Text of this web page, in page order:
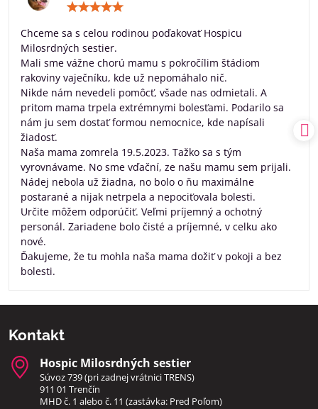
5
Chceme sa s celou rodinou poďakovať Hospicu
Milosrdných sestier.
Mali sme vážne chorú mamu s pokročílim štádiom
rakoviny vaječníku, kde už nepomáhalo nič.
Nikde nám nevedeli pomôcť, všade nas odmietali. A
pritom mama trpela extrémnymi bolesťami. Podarilo sa
nám ju sem dostať formou nemocnice, kde napísali
žiadosť.
Naša mama zomrela 19.5.2023. Tažko sa s tým
vyrovnávame. No sme vďační, ze našu mamu sem prijali.
Nádej nebola už žiadna, no bolo o ňu maximálne
postarané a nijak netrpela a nepociťovala bolesti.
Určite môžem odporúčiť. Veľmi príjemný a ochotný
personál. Zariadene bolo čisté a príjemné, v celku ako
nové.
Ďakujeme, že tu mohla naša mama dožiť v pokoji a bez
bolesti.
Kontakt
Hospic Milosrdných sestier
Súvoz 739 (pri zadnej vrátnici TRENS)
911 01 Trenčín
MHD č. 1 alebo č. 11 (zastávka: Pred Poľom)